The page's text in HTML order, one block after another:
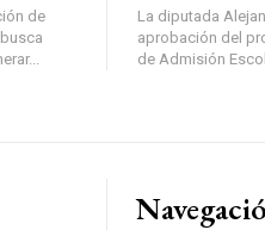
de
La diputada
aprobación del
de Admisión